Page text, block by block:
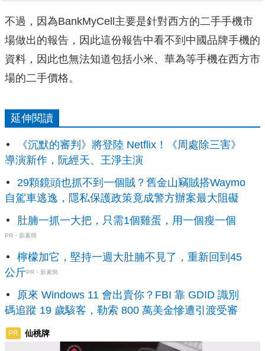
不過，因為BankMyCell主要是針對西方的二手手機市
場做出的報告，因此這份報告中看不到中國品牌手機的
資料，因此也無法知道包括小米、華為等手機在西方市
場的二手價格。
延伸閱讀
《沉默的審判》將登陸 Netflix！《周處除三害》
導演新作，阮經天、王淨主演
29顆鏡頭也抓不到一個賊？舊金山竊賊搭Waymo
自駕車逃逸，隱私保護政策竟成警方辦案最大阻礙
肚腩一抓一大把，只需1個雞蛋，用一個瘦一個
PR・新素簡
檸檬加它，堅持一週大肚腩不見了，重新回到45
公斤PR・新素簡
原來 Windows 11 會出賣你？FBI 靠 GDID 識別
碼追蹤 19 歲駭客，勒索 800 萬美金慘遭引渡受審
PR 仙桃牌